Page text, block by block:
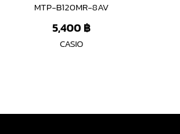
MTP-B120MR-8AV
5,400฿
CASIO